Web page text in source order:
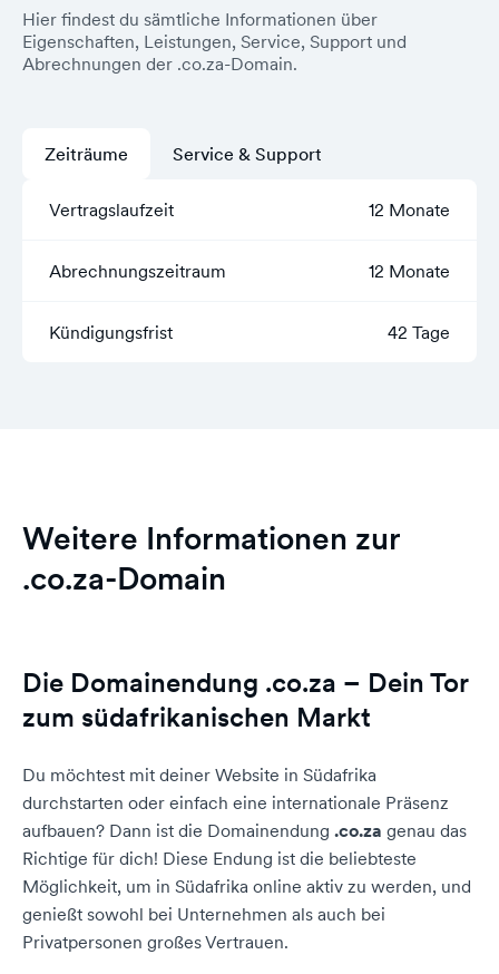
Hier findest du sämtliche Informationen über
Eigenschaften, Leistungen, Service, Support und
Abrechnungen der .co.za-Domain.
Zeiträume
Vertragslaufzeit 12 Monate
Abrechnungszeitraum 12 Monate
Kündigungsfrist 42 Tage
Service & Support
Weitere Informationen zur
.co.za-Domain
Die Domainendung .co.za – Dein Tor
zum südafrikanischen Markt
Du möchtest mit deiner Website in Südafrika
durchstarten oder einfach eine internationale Präsenz
aufbauen? Dann ist die Domainendung .co.za genau das
Richtige für dich! Diese Endung ist die beliebteste
Möglichkeit, um in Südafrika online aktiv zu werden, und
genießt sowohl bei Unternehmen als auch bei
Privatpersonen großes Vertrauen.